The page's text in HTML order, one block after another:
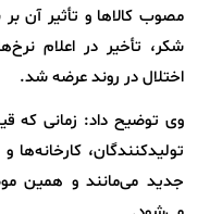
مصوب کالاها و تأثیر آن بر
شکر، تأخیر در اعلام
اختلال در روند عرضه شد.
وی توضیح داد: زمانی که
تولیدکنندگان،
جدید می‌مانند و همین